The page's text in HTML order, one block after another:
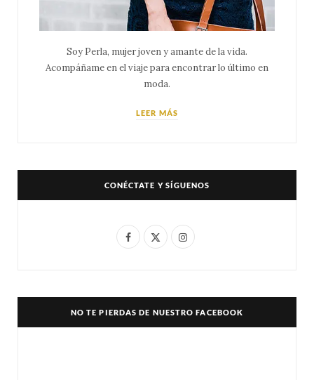
Soy Perla, mujer joven y amante de la vida.
Acompáñame en el viaje para encontrar lo último en
moda.
LEER MÁS
CONÉCTATE Y SÍGUENOS
F
e
X
w
I
t
NO TE PIERDAS DE NUESTRO FACEBOOK